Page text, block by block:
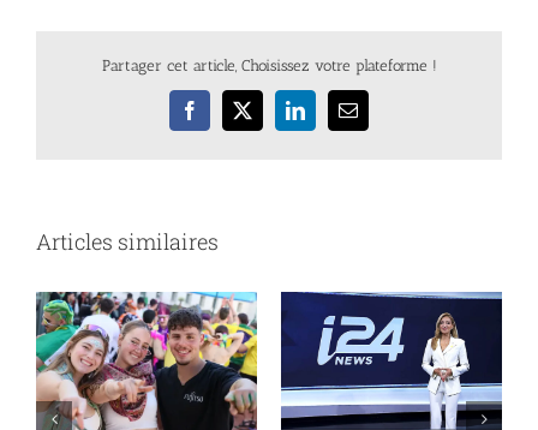
Partager cet article, Choisissez votre plateforme !
Facebook
X LinkedInEmail
Articles similaires